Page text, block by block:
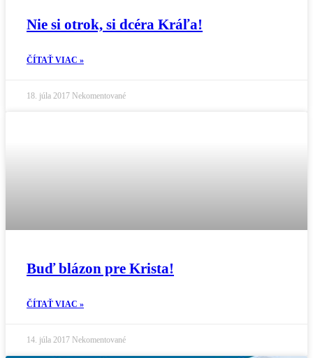
Nie si otrok, si dcéra Kráľa!
ČÍTAŤ VIAC »
18. júla 2017 Nekomentované
Buď blázon pre Krista!
ČÍTAŤ VIAC »
14. júla 2017 Nekomentované